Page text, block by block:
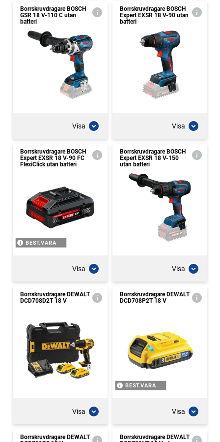
Borrskruvdragare BOSCH
GSR 18 V-110 C utan
batteri
Visa
Borrskruvdragare BOSCH
Expert EXSR 18 V-90 utan
batteri
Visa
Borrskruvdragare BOSCH
Expert EXSR 18 V-90 FC
FlexiClick utan batteri
BEST.VARA
Visa
Borrskruvdragare BOSCH
Expert EXSR 18 V-150
utan batteri
Visa
Borrskruvdragare DEWALT
DCD708D2T 18 V
Visa
Borrskruvdragare DEWALT
DCD708P2T 18 V
BEST.VARA
Visa
Borrskruvdragare DEWALT
Borrskruvdragare DEWALT